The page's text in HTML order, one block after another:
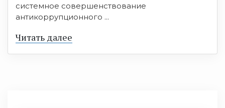
системное совершенствование
антикоррупционного ...
Читать далее